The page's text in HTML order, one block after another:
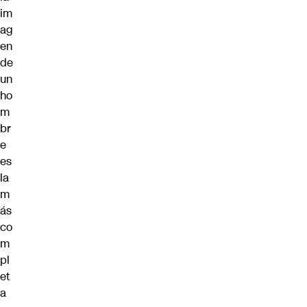
im
ag
en
de
un
ho
m
br
e
es
la
m
ás
co
m
pl
et
a